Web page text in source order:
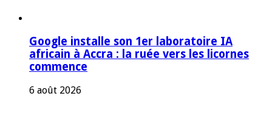
Google installe son 1er laboratoire IA
africain à Accra : la ruée vers les licornes
commence
6 août 2026